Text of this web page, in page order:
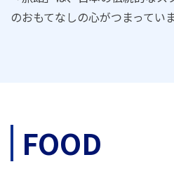
のおもてなしの心がつまっていま
FOOD